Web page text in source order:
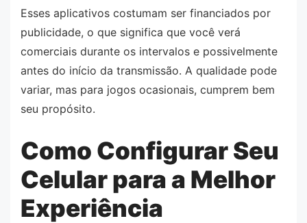
Esses aplicativos costumam ser financiados por
publicidade, o que significa que você verá
comerciais durante os intervalos e possivelmente
antes do início da transmissão. A qualidade pode
variar, mas para jogos ocasionais, cumprem bem
seu propósito.
Como Configurar Seu
Celular para a Melhor
Experiência